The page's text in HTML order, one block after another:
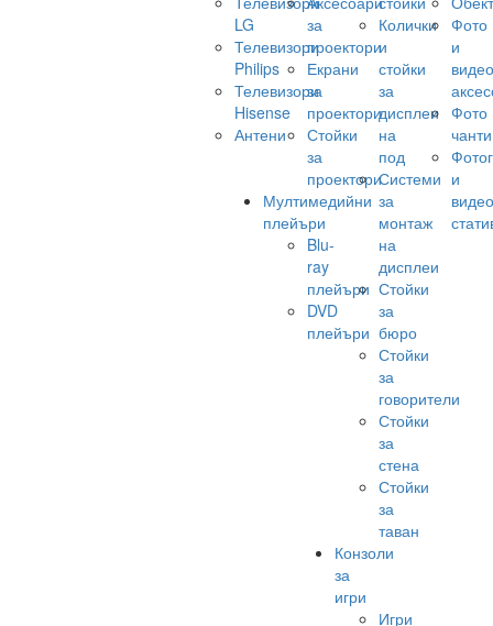
LG
Телевизори
Philips
Телевизори
Hisense
Антени
за
проектори
Екрани
за
проектори
Стойки
за
проектори
Мултимедийни
плейъри
Blu-
ray
плейъри
DVD
плейъри
Колички
и
стойки
за
дисплеи
на
под
Системи
за
монтаж
на
дисплеи
Стойки
за
бюро
Стойки
за
говорители
Стойки
за
стена
Стойки
за
таван
Конзоли
за
игри
Игри
Фото
и
видео
Фото
чанти
и
видео